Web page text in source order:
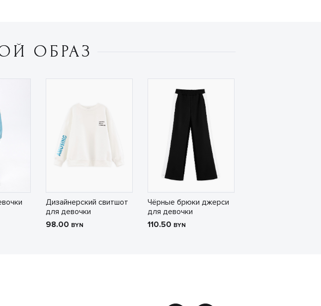
ОБРАЗ
Дизайнерский свитшот
для девочки
98.00 BYN
Чёрные брюки джерси
для девочки
110.50 BYN